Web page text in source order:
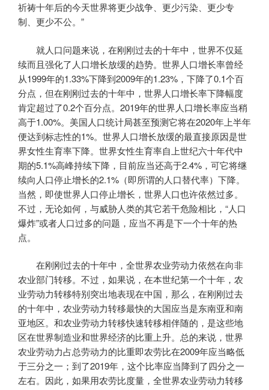
祈祷十年后的今天世界将更少战争、更少污染、更少专
制、更少不公。”
就人口问题来说，在刚刚过去的十年中，世界不仅延
续而且强化了人口增长放缓的趋势。世界人口增长率曾经
从1999年的1.33%下降到2009年的1.23%，下降了0.1个百
分点，但在刚刚过去的十年中，世界人口增长率下降幅度
肯定超过了0.2个百分点。2019年的世界人口增长率应当稍
高于1.00%。美国人口统计局甚至预测它将在2020年上半年
便达到标志性的1%。世界人口增长放缓的最直接原因是世
界女性生育率下降。世界女性生育率自上世纪六十年代中
期的5.1%高峰持续下降，目前应当还高于2.4%，可它将继
续向人口停止增长的2.1%（即所谓的人口替代率）下降。
当然，即使世界人口停止增长，世界人口也许依然过多。
不过，无论如何，与威胁人类的其它若干危险相比，“人口
爆炸”或者人口过多的问题，应当不再是下一个十年的热
点。
在刚刚过去的十年中，全世界农业劳动力依然在向非
农业部门转移。不过，如果说，在本世纪第一个十年，农
业劳动力转移特别突出地表现在中国，那么，在刚刚过去
的十年中，农业劳动力转移最快的大国应当是东南亚和南
亚地区。和农业劳动力转移快速转移相伴随的，是这些地
区在世界制造业和世界经济的比重上升。总的来说，世界
农业劳动力占总劳动力的比重即农劳比在2009年应当略低
于三分之一；到了2019年，这个比率应当降到了四分之一
左右。因此，如果用农劳比度量，全世界农业劳动力转移